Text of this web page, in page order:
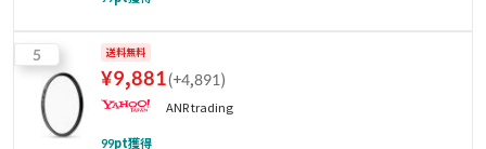
5 送料無料
¥9,881(+4,891)
ANR trading
99pt獲得